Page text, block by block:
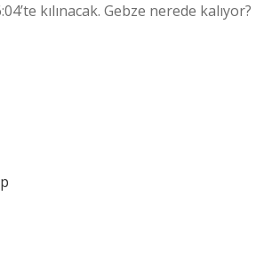
kılınacak. Gebze nerede kalıyor?